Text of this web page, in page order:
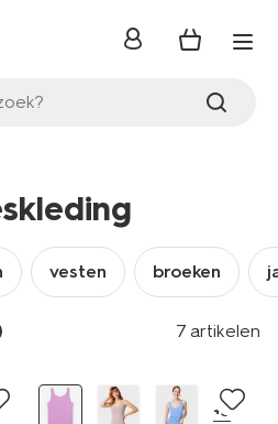
inloggen
vesten broeken
7 artikelen
+3